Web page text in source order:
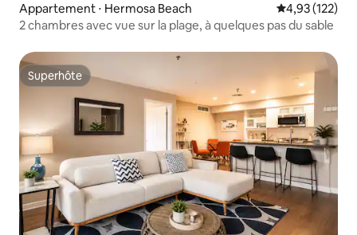
Appartement ⋅ Hermosa Beach Évaluation
4,93 (122)
2 chambres avec vue sur la plage, à quelques pas du sable
Superhôte
Superhôte